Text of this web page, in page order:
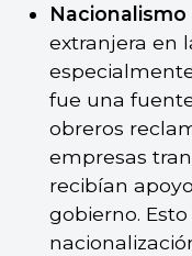
extranjera en
fue una
obreros
empresas
recibían
gobierno.